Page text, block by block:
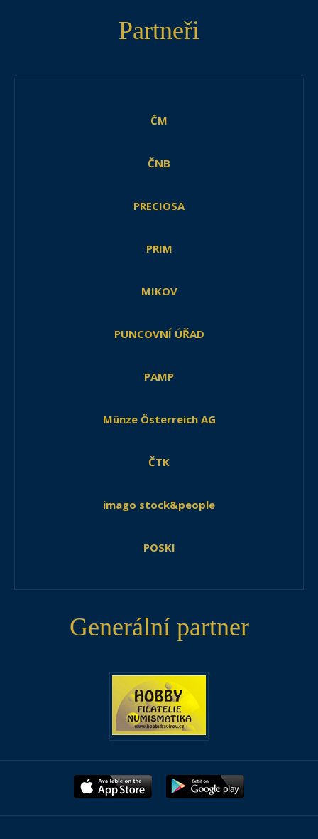
Partneři
ČM
ČNB
PRECIOSA
PRIM
MIKOV
PUNCOVNÍ ÚŘAD
PAMP
Münze Österreich AG
ČTK
imago stock&people
POSKI
Generální partner